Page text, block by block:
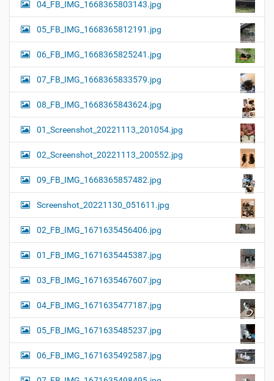
04_FB_IMG_1668365803143.jpg
05_FB_IMG_1668365812191.jpg
06_FB_IMG_1668365825241.jpg
07_FB_IMG_1668365833579.jpg
08_FB_IMG_1668365843624.jpg
01_Screenshot_20221113_201054.jpg
02_Screenshot_20221113_200552.jpg
09_FB_IMG_1668365857482.jpg
Screenshot_20221130_051611.jpg
02_FB_IMG_1671635456406.jpg
01_FB_IMG_1671635445387.jpg
03_FB_IMG_1671635467607.jpg
04_FB_IMG_1671635477187.jpg
05_FB_IMG_1671635485237.jpg
06_FB_IMG_1671635492587.jpg